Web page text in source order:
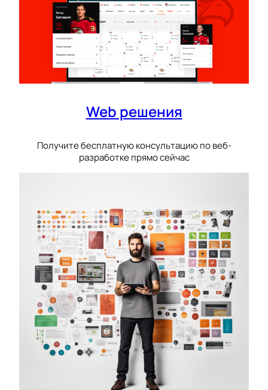
Web решения
Получите бесплатную консультацию по веб-
разработке прямо сейчас